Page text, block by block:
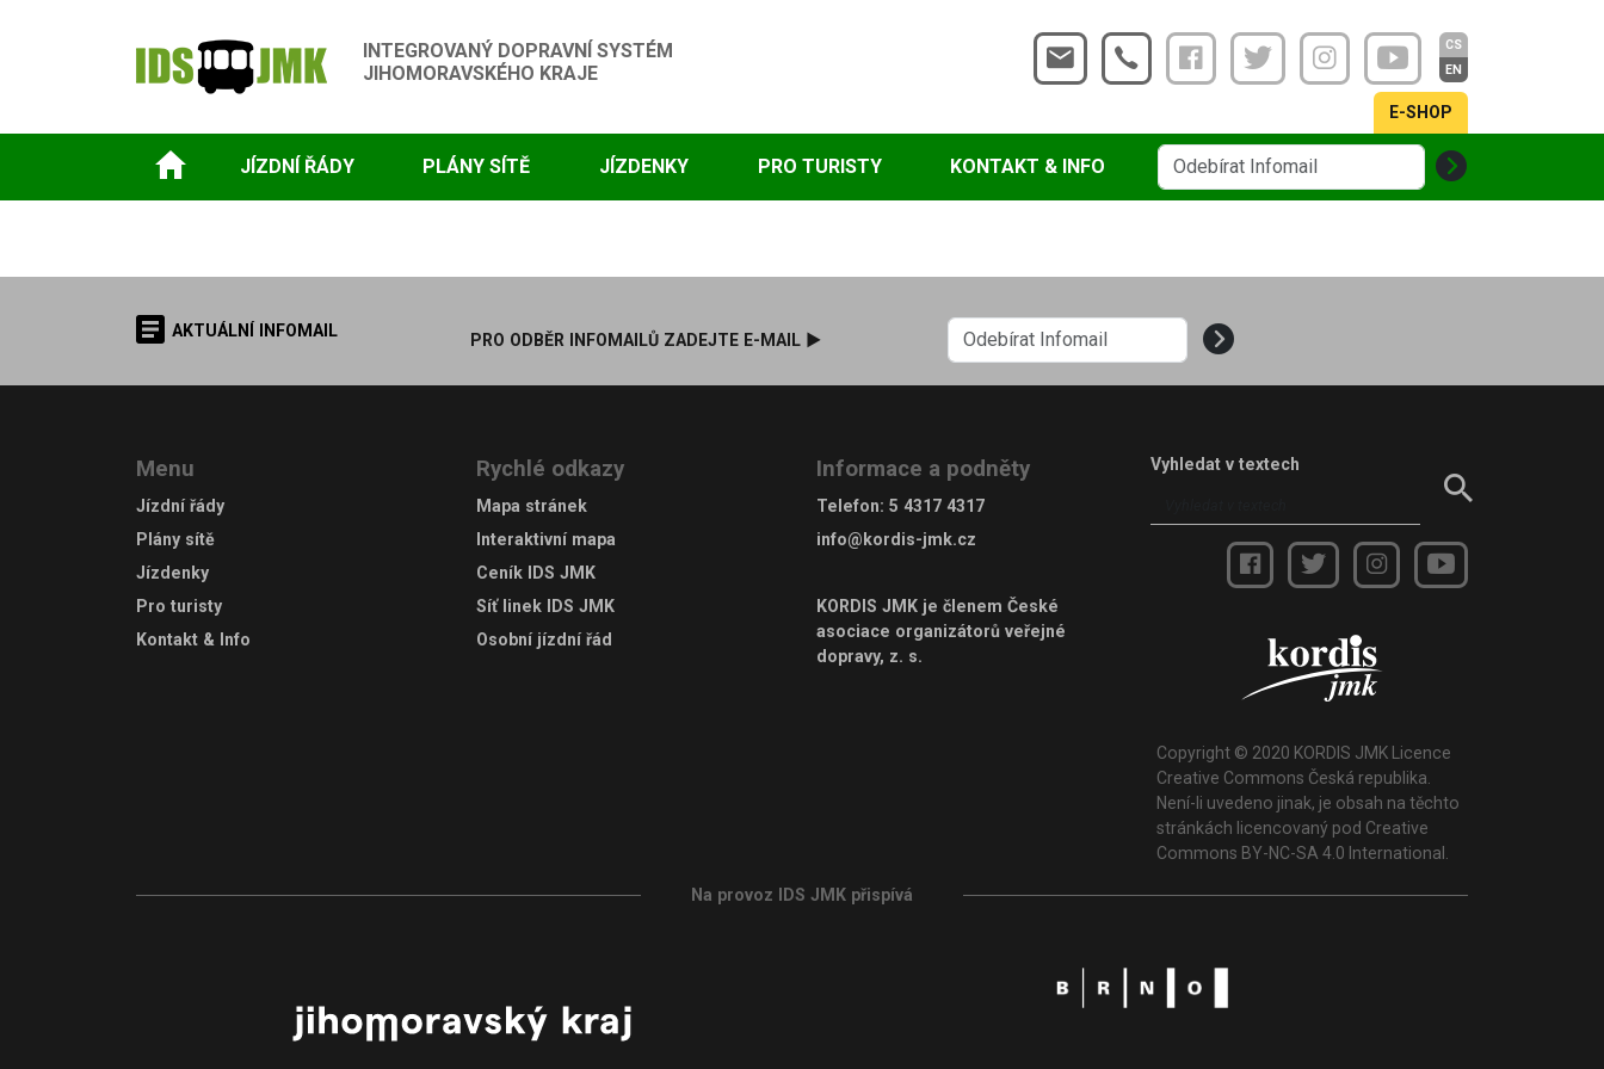
INTEGROVANÝ DOPRAVNÍ SYSTÉM
JIHOMORAVSKÉHO KRAJE
CS
EN
E-SHOP
JÍZDNÍ ŘÁDY PLÁNY SÍTĚ JÍZDENKY PRO TURISTY KONTAKT & INFO
AKTUÁLNÍ INFOMAIL PRO ODBĚR INFOMAILŮ ZADEJTE E-MAIL ►
Menu
Jízdní řády
Plány sítě
Jízdenky
Pro turisty
Kontakt & Info
Rychlé odkazy
Mapa stránek
Interaktivní mapa
Ceník IDS JMK
Síť linek IDS JMK
Osobní jízdní řád
Informace a podněty
Telefon: 5 4317 4317
info@kordis-jmk.cz
KORDIS JMK je členem České
asociace organizátorů veřejné
dopravy, z. s.
Vyhledat v textech
Copyright © 2020 KORDIS JMK Licence
Creative Commons Česká republika.
Není-li uvedeno jinak, je obsah na těchto
stránkách licencovaný pod Creative
Commons BY-NC-SA 4.0 International.
Na provoz IDS JMK přispívá